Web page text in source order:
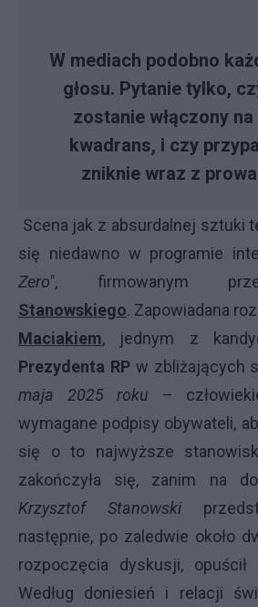
W mediach podobno
głosu. Pytanie tylko,
zostanie włączony na
kwadrans, i czy
zniknie wraz z
Scena jak z absurdalnej sztuki
się niedawno w programie
Zero", firmowanym
Stanowskiego. Zapowiadana
Maciakiem, jednym z
Prezydenta RPw zbliżających
maja 2025 roku –
wymagane podpisy obywateli,
się o to najwyższe
zakończyła się, zanim na
Krzysztof Stanowski
następnie, po zaledwie około
rozpoczęcia dyskusji, opuścił
Według doniesień i relacji